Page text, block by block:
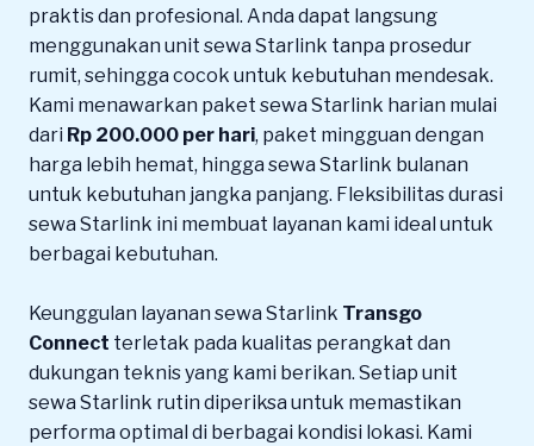
praktis dan profesional. Anda dapat langsung
menggunakan unit sewa Starlink tanpa prosedur
rumit, sehingga cocok untuk kebutuhan mendesak.
Kami menawarkan paket sewa Starlink harian mulai
dari Rp 200.000 per hari, paket mingguan dengan
harga lebih hemat, hingga sewa Starlink bulanan
untuk kebutuhan jangka panjang. Fleksibilitas durasi
sewa Starlink ini membuat layanan kami ideal untuk
berbagai kebutuhan.
Keunggulan layanan sewa Starlink Transgo
Connect terletak pada kualitas perangkat dan
dukungan teknis yang kami berikan. Setiap unit
sewa Starlink rutin diperiksa untuk memastikan
performa optimal di berbagai kondisi lokasi. Kami